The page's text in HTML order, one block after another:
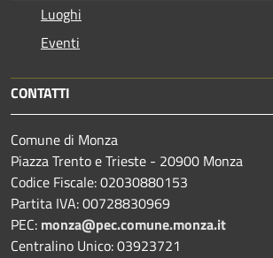
Luoghi
Eventi
CONTATTI
Comune di Monza
Piazza Trento e Trieste - 20900 Monza
Codice Fiscale: 02030880153
Partita IVA: 00728830969
PEC: monza@pec.comune.monza.it
Centralino Unico: 03923721